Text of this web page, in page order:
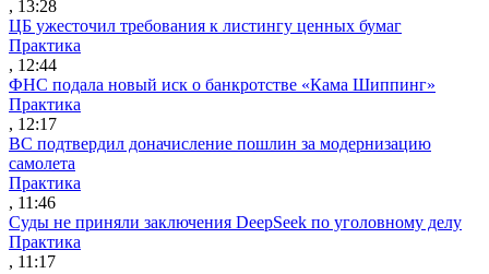
, 13:28
ЦБ ужесточил требования к листингу ценных бумаг
Практика
, 12:44
ФНС подала новый иск о банкротстве «Кама Шиппинг»
Практика
, 12:17
ВС подтвердил доначисление пошлин за модернизацию
самолета
Практика
, 11:46
Суды не приняли заключения DeepSeek по уголовному делу
Практика
, 11:17